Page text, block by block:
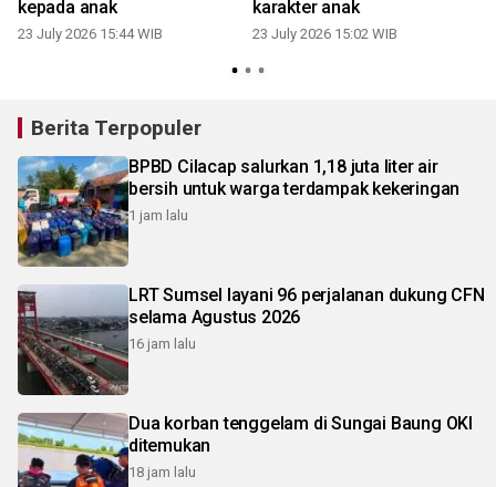
kepada anak
23 July 2026 15:44 WIB
karakter anak
23 July 2026 15:02 WIB
Berita Terpopuler
BPBD Cilacap salurkan 1,18 juta liter air
bersih untuk warga terdampak kekeringan
1 jam lalu
LRT Sumsel layani 96 perjalanan dukung CFN
selama Agustus 2026
16 jam lalu
Dua korban tenggelam di Sungai Baung OKI
ditemukan
18 jam lalu